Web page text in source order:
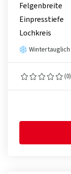
Felgenbreite
Einpresstiefe
Lochkreis
Wintertauglich
(0)